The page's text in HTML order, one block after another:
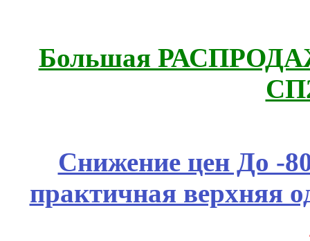
Большая
Снижение цен До -
практичная верхняя